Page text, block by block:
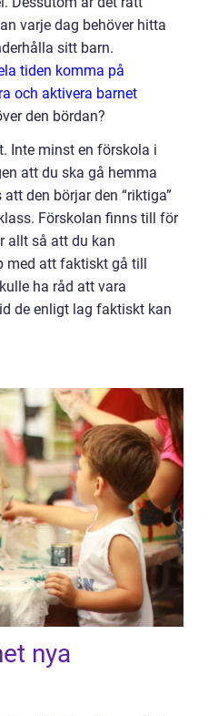
varje dag behöver hitta
sitt barn.
tiden komma på
och aktivera barnet
den bördan?
Inte minst en förskola i
att du ska gå hemma
den börjar den “riktiga”
Förskolan finns till för
allt så att du kan
med att faktiskt gå till
ha råd att vara
de enligt lag faktiskt kan
nya